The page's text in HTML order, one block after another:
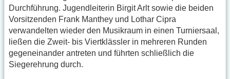
Durchführung. Jugendleiterin Birgit Arlt sowie die beiden
Vorsitzenden Frank Manthey und Lothar Cipra
verwandelten wieder den Musikraum in einen Turniersaal,
ließen die Zweit- bis Viertklässler in mehreren Runden
gegeneinander antreten und führten schließlich die
Siegerehrung durch.